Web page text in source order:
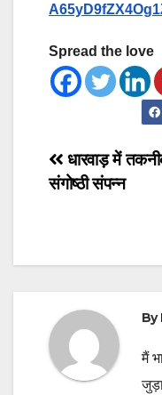
Spread the love
Post
धारवाड़ में
संगोष्ठी संपन्न
By
मैं